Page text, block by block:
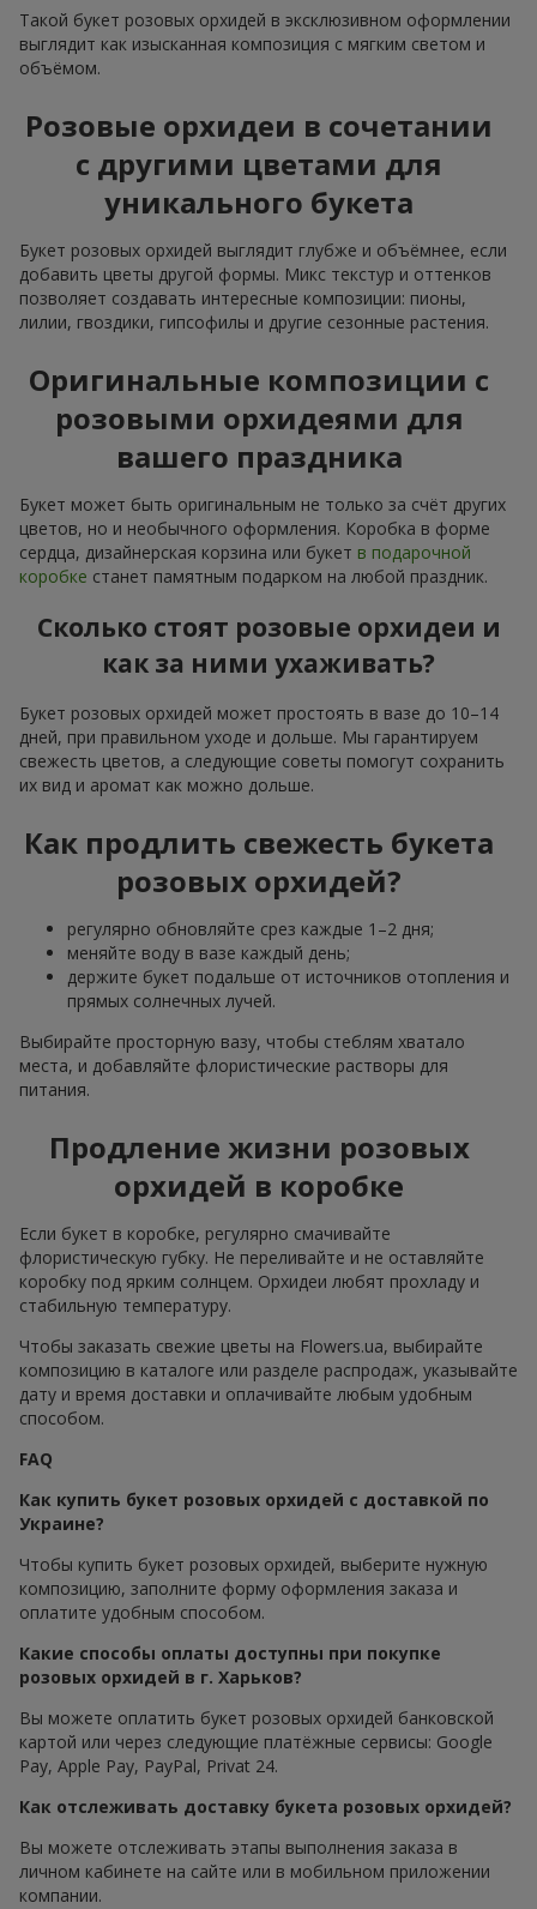
Такой букет розовых орхидей в эксклюзивном оформлении
выглядит как изысканная композиция с мягким светом и
объёмом.
Розовые орхидеи в сочетании
с другими цветами для
уникального букета
Букет розовых орхидей выглядит глубже и объёмнее, если
добавить цветы другой формы. Микс текстур и оттенков
позволяет создавать интересные композиции: пионы,
лилии, гвоздики, гипсофилы и другие сезонные растения.
Оригинальные композиции с
розовыми орхидеями для
вашего праздника
Букет может быть оригинальным не только за счёт других
цветов, но и необычного оформления. Коробка в форме
сердца, дизайнерская корзина или букет в подарочной
коробке станет памятным подарком на любой праздник.
Сколько стоят розовые орхидеи и
как за ними ухаживать?
Букет розовых орхидей может простоять в вазе до 10–14
дней, при правильном уходе и дольше. Мы гарантируем
свежесть цветов, а следующие советы помогут сохранить
их вид и аромат как можно дольше.
Как продлить свежесть букета
розовых орхидей?
регулярно обновляйте срез каждые 1–2 дня;
меняйте воду в вазе каждый день;
держите букет подальше от источников отопления и
прямых солнечных лучей.
Выбирайте просторную вазу, чтобы стеблям хватало
места, и добавляйте флористические растворы для
питания.
Продление жизни розовых
орхидей в коробке
Если букет в коробке, регулярно смачивайте
флористическую губку. Не переливайте и не оставляйте
коробку под ярким солнцем. Орхидеи любят прохладу и
стабильную температуру.
Чтобы заказать свежие цветы на Flowers.ua, выбирайте
композицию в каталоге или разделе распродаж, указывайте
дату и время доставки и оплачивайте любым удобным
способом.
FAQ
Как купить букет розовых орхидей с доставкой по
Украине?
Чтобы купить букет розовых орхидей, выберите нужную
композицию, заполните форму оформления заказа и
оплатите удобным способом.
Какие способы оплаты доступны при покупке
розовых орхидей в г. Харьков?
Вы можете оплатить букет розовых орхидей банковской
картой или через следующие платёжные сервисы: Google
Pay, Apple Pay, PayPal, Privat 24.
Как отслеживать доставку букета розовых орхидей?
Вы можете отслеживать этапы выполнения заказа в
личном кабинете на сайте или в мобильном приложении
компании.